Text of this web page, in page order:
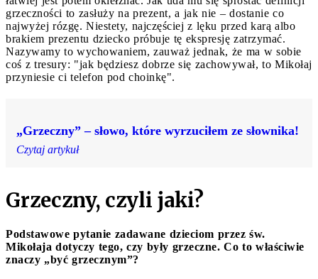
grzeczności to zasłuży na prezent, a jak nie – dostanie co
najwyżej rózgę. Niestety, najczęściej z lęku przed karą albo
brakiem prezentu dziecko próbuje tę ekspresję zatrzymać.
Nazywamy to wychowaniem, zauważ jednak, że ma w sobie
coś z tresury: "jak będziesz dobrze się zachowywał, to Mikołaj
przyniesie ci telefon pod choinkę".
„Grzeczny” – słowo, które wyrzuciłem ze słownika!
Czytaj artykuł
Grzeczny, czyli jaki?
Podstawowe pytanie zadawane dzieciom przez św.
Mikołaja dotyczy tego, czy były grzeczne. Co to właściwie
znaczy „być grzecznym”?